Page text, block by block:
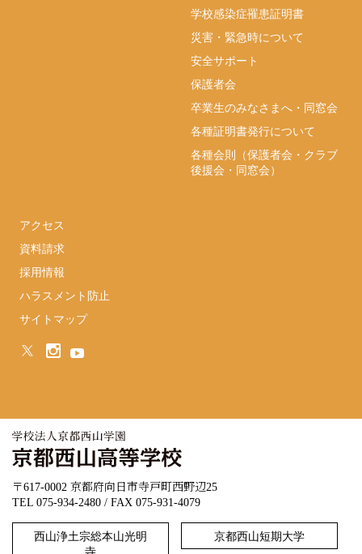
学校感染症罹患証明書
災害・緊急時について
安全サポート
保護者会
卒業生のみなさまへ・同窓会
各種証明書発行について
各種会則（保護者会・クラブ
後援会・同窓会）
アクセス
資料請求
採用情報
ハラスメント防止
サイトマップ
〒617-0002 京都府向日市寺戸町西野辺25
TEL 075-934-2480 / FAX 075-931-4079
西山浄土宗総本山光明
京都西山短期大学